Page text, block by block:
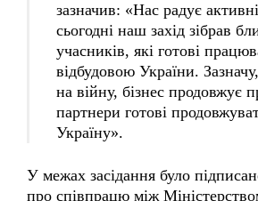
учасників, які готові
відбудовою України.
на війну, бізнес продовжує
партнери готові
Україну».
У межах засідання було
громад та територій України та
ринку будівельної продукції,